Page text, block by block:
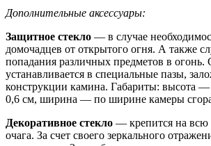
Дополнительные аксессуары:
Защитное стекло — в случае
домочадцев от открытого огня. А также
попадания различных предметов в огонь.
устанавливается в специальные пазы,
конструкции камина. Габариты: высота
0,6 см, ширина — по ширине камеры
Декоративное стекло — крепится на всю
очага. За счет своего зеркального